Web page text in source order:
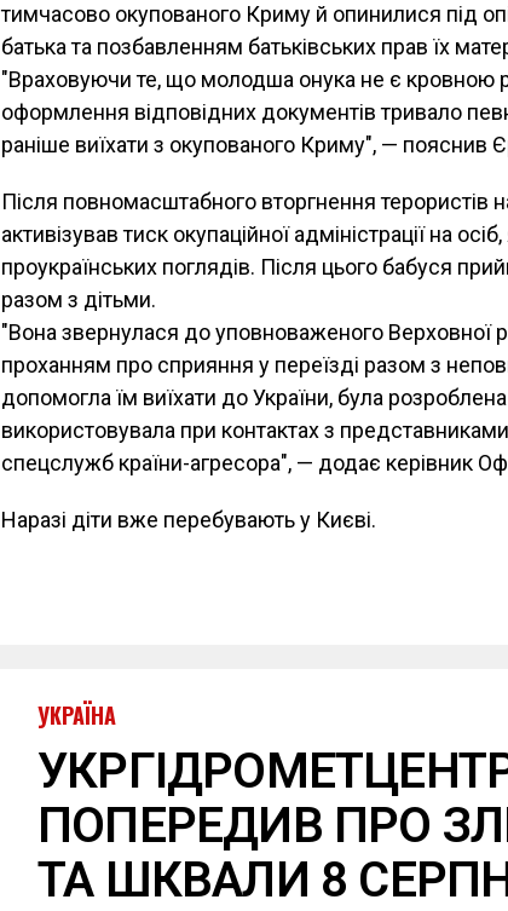
тимчасово окупованого Криму й опинилися під
батька та позбавленням батьківських прав їх
"Враховуючи те, що молодша онука не є кровною
оформлення відповідних документів тривало
раніше виїхати з окупованого Криму", — пояснив
Після повномасштабного вторгнення терористів
активізував тиск окупаційної адміністрації на
проукраїнських поглядів. Після цього бабуся
разом з дітьми.
"Вона звернулася до уповноваженого Верховної
проханням про сприяння у переїзді разом з
допомогла їм виїхати до України, була
використовувала при контактах з
спецслужб країни-агресора", — додає керівник
Наразі діти вже перебувають у Києві.
УКРАЇНА
ПОПЕРЕДИВ ПРО
ТА ШКВАЛИ 8